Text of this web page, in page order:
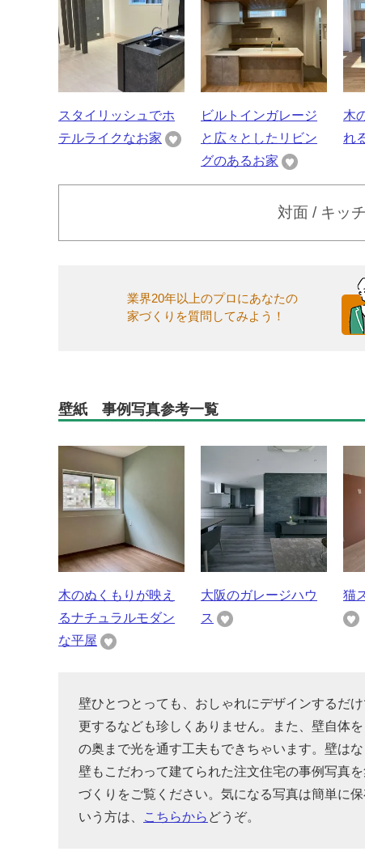
スタイリッシュでホ
テルライクなお家
ビルトインガレージ
と広々としたリビン
グのあるお家
木
れ
対面 / キッ
業界20年以上のプロにあなたの
家づくりを質問してみよう！
壁紙 事例写真参考一覧
木のぬくもりが映え
るナチュラルモダン
な平屋
大阪のガレージハウ
ス
猫
壁ひとつとっても、おしゃれにデザインするだ
更するなども珍しくありません。また、壁自体
の奥まで光を通す工夫もできちゃいます。壁は
壁もこだわって建てられた注文住宅の事例写真
づくりをご覧ください。気になる写真は簡単に
いう方は、
こちらから どうぞ。